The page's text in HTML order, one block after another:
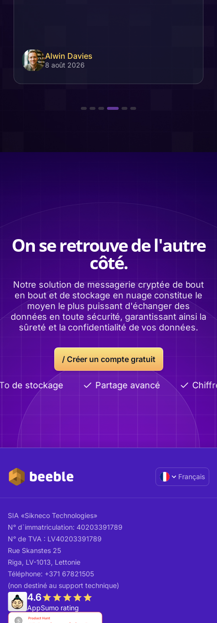
Alwin Davies
8 août 2026
On se retrouve de l'autre
côté.
Notre solution de messagerie cryptée de bout
en bout et de stockage en nuage constitue le
moyen le plus puissant d'échanger des
données en toute sécurité, garantissant ainsi la
sûreté et la confidentialité de vos données.
/ Créer un compte gratuit
de stockage Partage avancé
Français
SIA «Sikneco Technologies»
N° d`immatriculation: 40203391789
N° de TVA : LV40203391789
Rue Skanstes 25
Riga, LV-1013, Lettonie
Téléphone: +371 67821505
(non destiné au support technique)
4.6
AppSumo rating